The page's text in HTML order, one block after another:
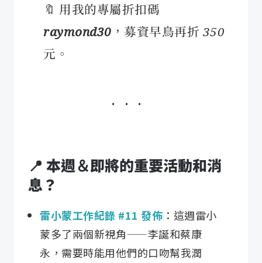
🔖 用我的專屬折扣碼
raymond30 ，募資早鳥再折 350
元。
📍 本週＆即將的重要活動和消
息？
雷小蒙工作紀錄 #11 發佈 ：這週雷小
蒙多了兩個新視角——李誕和蔡康
永，需要時能用他們的口吻幫我潤